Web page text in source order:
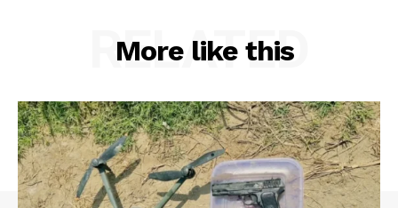
More like this
RELATED